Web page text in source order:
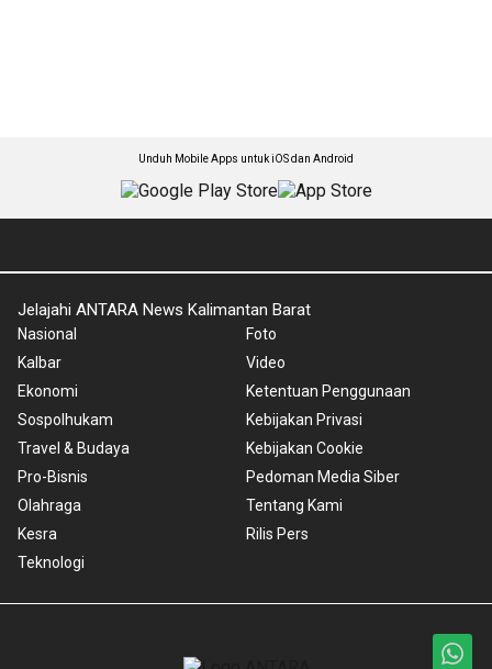
Unduh Mobile Apps untuk iOS dan Android
Jelajahi ANTARA News Kalimantan Barat
Nasional
Kalbar
Ekonomi
Sospolhukam
Travel & Budaya
Pro-Bisnis
Olahraga
Kesra
Teknologi
Foto
Video
Ketentuan Penggunaan
Kebijakan Privasi
Kebijakan Cookie
Pedoman Media Siber
Tentang Kami
Rilis Pers